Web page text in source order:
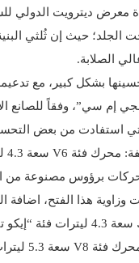
الجلد؛ حيث إن ثُلثي
الصلابة.
بشكل كبير، مع
إم سي”، وفقاً للصانع
استفادت من بعض
برؤوس مصنوعة من
وزاوية هذا الفتح،